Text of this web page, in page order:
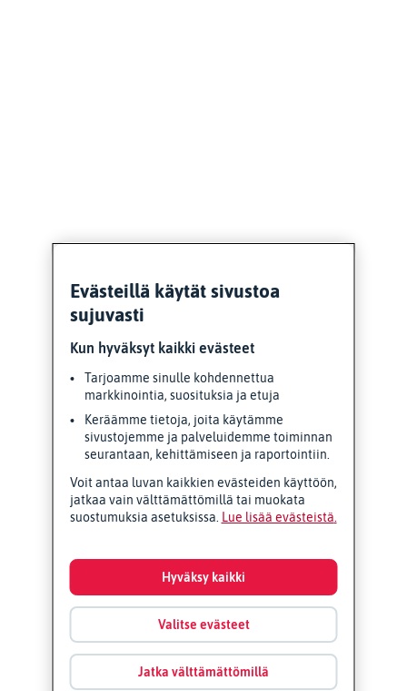
Evästeillä käytät sivustoa
sujuvasti
Kun hyväksyt kaikki evästeet
Tarjoamme sinulle kohdennettua
markkinointia, suosituksia ja etuja
Keräämme tietoja, joita käytämme
sivustojemme ja palveluidemme toiminnan
seurantaan, kehittämiseen ja raportointiin.
Voit antaa luvan kaikkien evästeiden käyttöön,
jatkaa vain välttämättömillä tai muokata
suostumuksia asetuksissa. Lue lisää evästeistä
Valitse evästeet
Jatka välttämättömillä
Hyväksy kaikki